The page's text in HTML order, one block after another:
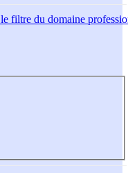
filtre du domaine